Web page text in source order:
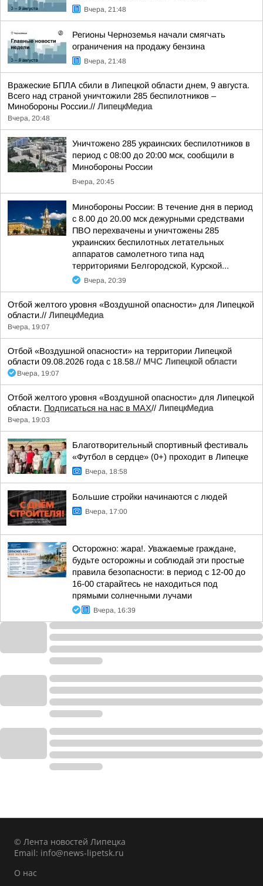
Вчера, 21:48
Регионы Черноземья начали смягчать
ограничения на продажу бензина
Вчера, 21:48
Вражеские БПЛА сбили в Липецкой области днем, 9 августа.
Всего над страной уничтожили 285 беспилотников –
Минобороны России.// ЛипецкМедиа
Вчера, 20:48
Уничтожено 285 украинских беспилотников в
период с 08:00 до 20:00 мск, сообщили в
Минобороны России
Вчера, 20:45
Минобороны России: В течение дня в период
с 8.00 до 20.00 мск дежурными средствами
ПВО перехвачены и уничтожены 285
украинских беспилотных летательных
аппаратов самолетного типа над
территориями Белгородской, Курской...
Вчера, 20:39
Отбой желтого уровня «Воздушной опасности» для Липецкой
области.// ЛипецкМедиа
Вчера, 19:07
Отбой «Воздушной опасности» на территории Липецкой
области 09.08.2026 года с 18.58.// МЧС Липецкой области
Вчера, 19:07
Отбой желтого уровня «Воздушной опасности» для Липецкой
области. Подписаться на нас в МАХ// ЛипецкМедиа
Вчера, 19:03
Благотворительный спортивный фестиваль
«Футбол в сердце» (0+) проходит в Липецке
Вчера, 18:58
Большие стройки начинаются с людей
Вчера, 17:00
Осторожно: жара!. Уважаемые граждане,
будьте осторожны и соблюдай эти простые
правила безопасности: в период с 12-00 до
16-00 старайтесь не находиться под
прямыми солнечными лучами
Вчера, 16:39
© Лента новостей Липецка
Email: info@news-lipetsk.ru
О нас